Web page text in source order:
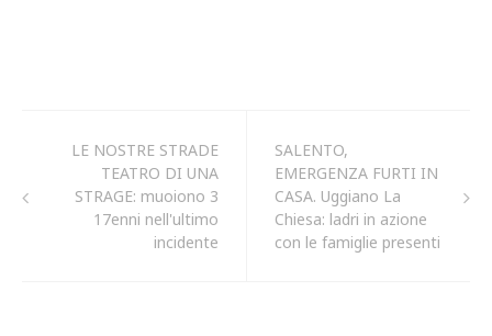
LE NOSTRE STRADE
TEATRO DI UNA
STRAGE: muoiono 3
17enni nell'ultimo
incidente
SALENTO,
EMERGENZA FURTI IN
CASA. Uggiano La
Chiesa: ladri in azione
con le famiglie presenti